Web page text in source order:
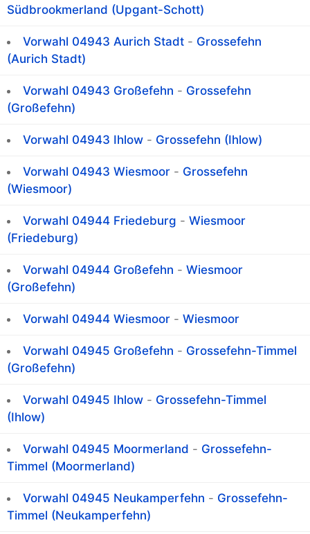
Südbrookmerland (Upgant-Schott)
Vorwahl 04943 Aurich Stadt - Grossefehn
(Aurich Stadt)
Vorwahl 04943 Großefehn - Grossefehn
(Großefehn)
Vorwahl 04943 Ihlow - Grossefehn (Ihlow)
Vorwahl 04943 Wiesmoor - Grossefehn
(Wiesmoor)
Vorwahl 04944 Friedeburg - Wiesmoor
(Friedeburg)
Vorwahl 04944 Großefehn - Wiesmoor
(Großefehn)
Vorwahl 04944 Wiesmoor - Wiesmoor
Vorwahl 04945 Großefehn - Grossefehn-Timmel
(Großefehn)
Vorwahl 04945 Ihlow - Grossefehn-Timmel
(Ihlow)
Vorwahl 04945 Moormerland - Grossefehn-
Timmel (Moormerland)
Vorwahl 04945 Neukamperfehn - Grossefehn-
Timmel (Neukamperfehn)